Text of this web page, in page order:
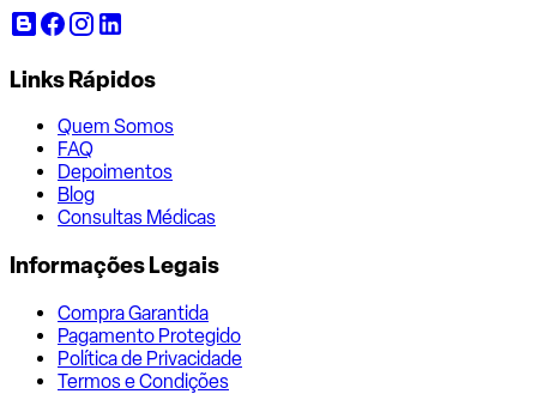
Links Rápidos
Quem Somos
FAQ
Depoimentos
Blog
Consultas Médicas
Informações Legais
Compra Garantida
Pagamento Protegido
Política de Privacidade
Termos e Condições